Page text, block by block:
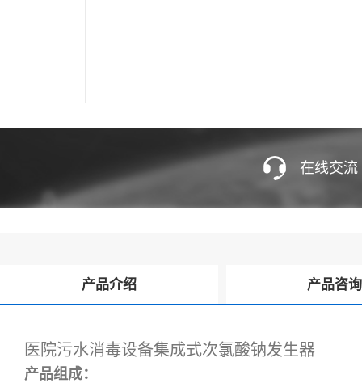
在线交流
产品介绍 产品咨询
医院污水消毒设备集成式次氯酸钠发生器
产品组成：